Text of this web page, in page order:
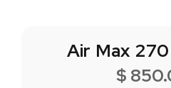
Air Max 270
$